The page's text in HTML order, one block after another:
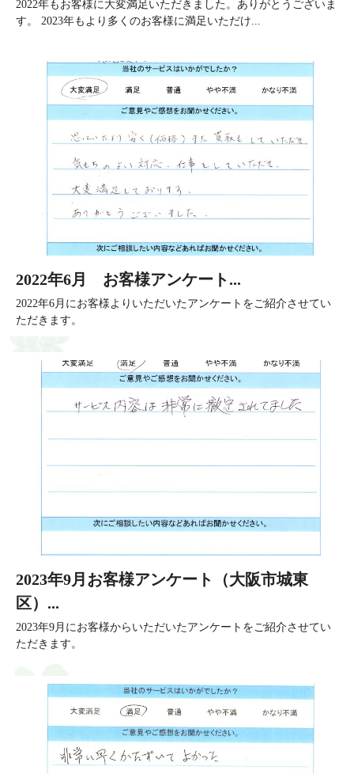
2022年もお客様に大変満足いただきました。ありがとうございま
す。 2023年もより多くのお客様に満足いただけ...
2022年6月 お客様アンケート...
2022年6月にお客様よりいただいたアンケートをご紹介させてい
ただきます。
2023年9月お客様アンケート（大阪市城東
区）...
2023年9月にお客様からいただいたアンケートをご紹介させてい
ただきます。